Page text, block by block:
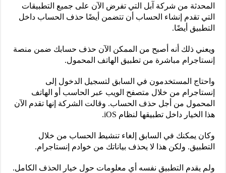
المحدثة من شركة آبل التي تفرض الآن على جميع التطبيقات
التي تقدم إنشاء الحساب أن تتضمن أيضًا حذف الحساب داخل
التطبيق أيضًا.
ويعني ذلك أنه أصبح من الممكن الآن حذف حسابك ضمن منصة
إنستاجرام مباشرة من تطبيق الهاتف المحمول.
واحتاج المستخدمون في السابق لتسجيل الدخول إلى
إنستاجرام من خلال متصفح الويب عبر الحاسب أو الهاتف
المحمول من أجل حذف الحساب. وقالت الشركة إنها تقدم الآن
هذا الخيار داخل تطبيقها لنظام iOS.
وكان يمكنك في السابق إلغاء تنشيط الحساب من خلال
التطبيق. ولكن هذا لا يحذف بياناتك من خوادم إنستاجرام.
ولم يقدم التطبيق نفسه أي معلومات حول خيار الحذف الكامل.